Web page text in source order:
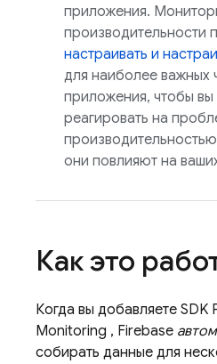
приложения.
производительности
настраивать и
для наиболее важных
приложения, чтобы вы
реагировать на
они повлияют на
Как это
Когда вы добавляете SDK
Monitoring , Firebase
собирать данные для